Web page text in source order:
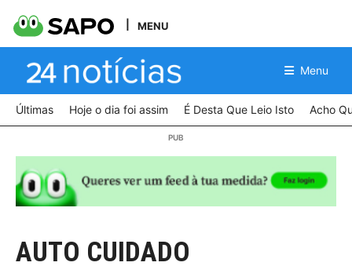
MENU
Menu
Últimas Hoje o dia foi assim É Desta Que Leio Isto Acho
AUTO CUIDADO